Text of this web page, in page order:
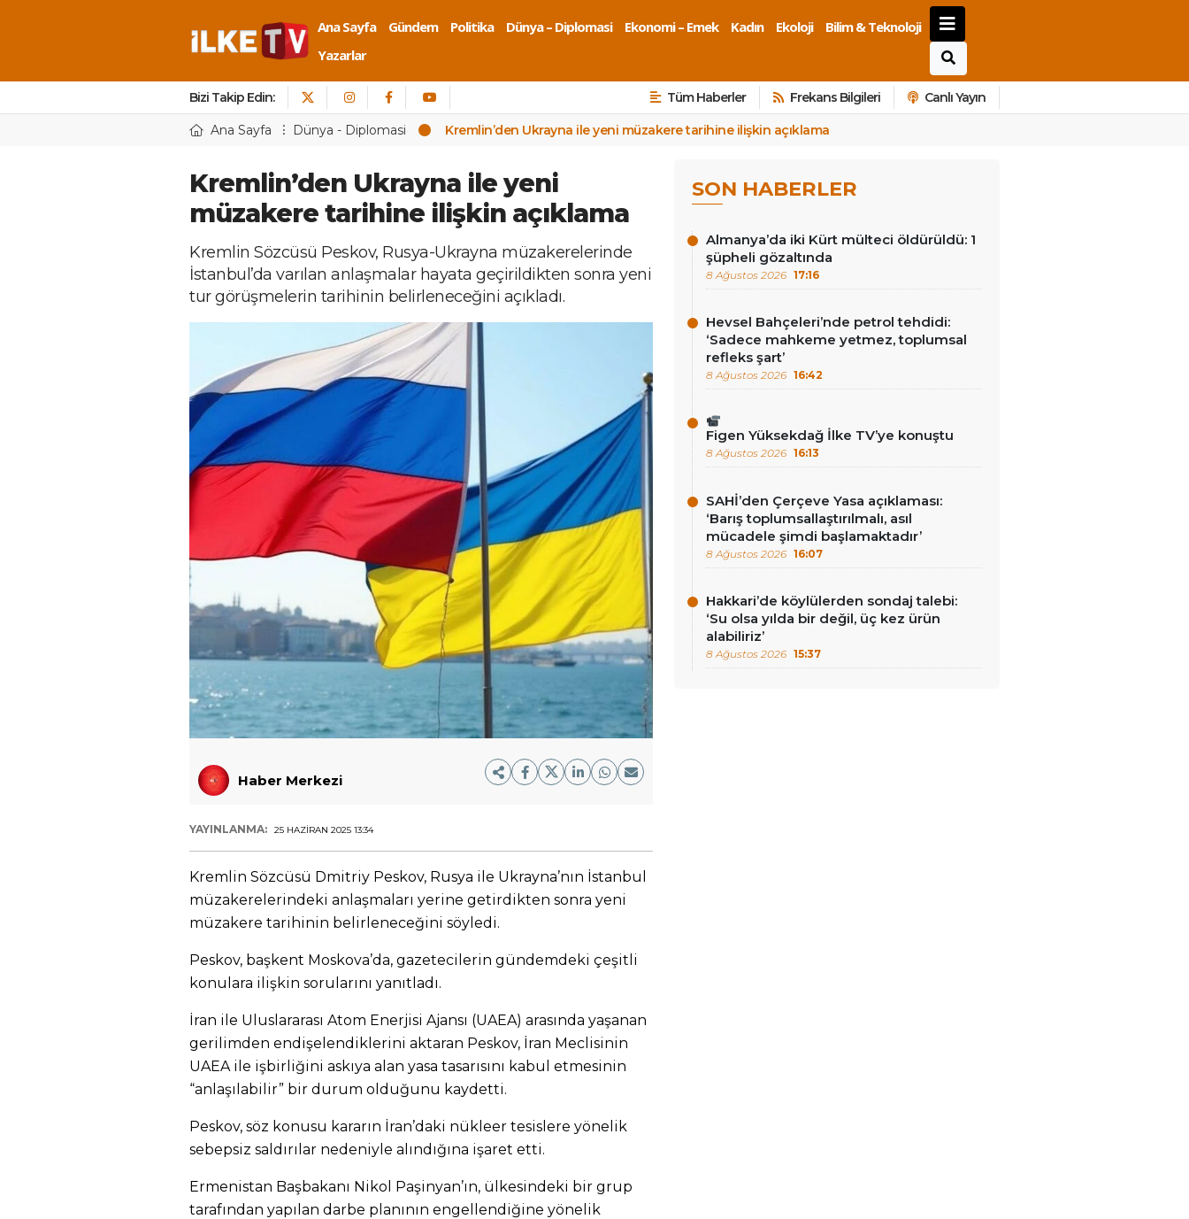
Ana Sayfa Gündem Politika Dünya – Diplomasi Ekonomi – Emek Kadın Ekoloji
Bilim & Teknoloji
Yazarlar
Bizi Takip Edin: Tüm Haberler Frekans Bilgileri Canlı Yayın
Ana Sayfa Dünya - Diplomasi Kremlin’den Ukrayna ile yeni müzakere tarihine ilişkin açıklama
Kremlin’den Ukrayna ile yeni
müzakere tarihine ilişkin açıklama
Kremlin Sözcüsü Peskov, Rusya-Ukrayna müzakerelerinde
İstanbul’da varılan anlaşmalar hayata geçirildikten sonra yeni
tur görüşmelerin tarihinin belirleneceğini açıkladı.
Haber Merkezi
YAYINLANMA: 25 HAZIRAN 2025 13:34
Kremlin Sözcüsü Dmitriy Peskov, Rusya ile Ukrayna’nın İstanbul
müzakerelerindeki anlaşmaları yerine getirdikten sonra yeni
müzakere tarihinin belirleneceğini söyledi.
Peskov, başkent Moskova’da, gazetecilerin gündemdeki çeşitli
konulara ilişkin sorularını yanıtladı.
İran ile Uluslararası Atom Enerjisi Ajansı (UAEA) arasında yaşanan
gerilimden endişelendiklerini aktaran Peskov, İran Meclisinin
UAEA ile işbirliğini askıya alan yasa tasarısını kabul etmesinin
“anlaşılabilir” bir durum olduğunu kaydetti.
Peskov, söz konusu kararın İran’daki nükleer tesislere yönelik
sebepsiz saldırılar nedeniyle alındığına işaret etti.
Ermenistan Başbakanı Nikol Paşinyan’ın, ülkesindeki bir grup
tarafından yapılan darbe planının engellendiğine yönelik
SON HABERLER
Almanya’da iki Kürt mülteci öldürüldü: 1
şüpheli gözaltında
8 Ağustos 2026 17:16
Hevsel Bahçeleri’nde petrol tehdidi:
‘Sadece mahkeme yetmez, toplumsal
refleks şart’
8 Ağustos 2026 16:42
Figen Yüksekdağ İlke TV’ye konuştu
8 Ağustos 2026 16:13
SAHİ’den Çerçeve Yasa açıklaması:
‘Barış toplumsallaştırılmalı, asıl
mücadele şimdi başlamaktadır’
8 Ağustos 2026 16:07
Hakkari’de köylülerden sondaj talebi:
‘Su olsa yılda bir değil, üç kez ürün
alabiliriz’
8 Ağustos 2026 15:37